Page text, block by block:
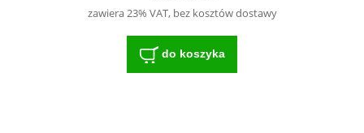
zawiera 23% VAT, bez kosztów dostawy
do koszyka